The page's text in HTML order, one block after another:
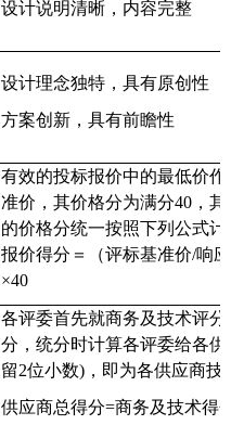
设计说明清晰，内容完整
设计理念独特，具有原创性
方案创新，具有前瞻性
有效的投标报价中的最低价作
准价，其价格分为满分40，
的价格分统一按照下列公式
报价得分＝（评标基准价/响
×40
各评委首先就商务及技术评分
分，统分时计算各评委给各
留2位小数)，即为各供应商
供应商总得分=商务及技术得